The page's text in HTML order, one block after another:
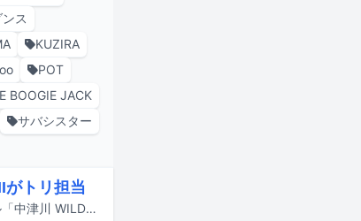
ス
KUZIRA
POT
BOOGIE JACK
サバシスター
がトリ担当
9月19日と20日に岐阜・中津川公園内特設ステージで行われる野外音楽フェスティバル「中津川 WILD WOOD 2026」のタイムテーブルが公開された。